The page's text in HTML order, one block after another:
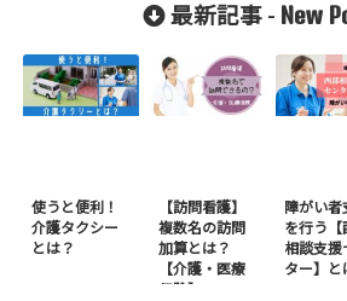
最新記事 - New
使うと便利！
介護タクシー
とは？
【訪問看護】
複数名の訪問
加算とは？
【介護・医療
保険】
障がい者
を行う【
相談支援
ター】と